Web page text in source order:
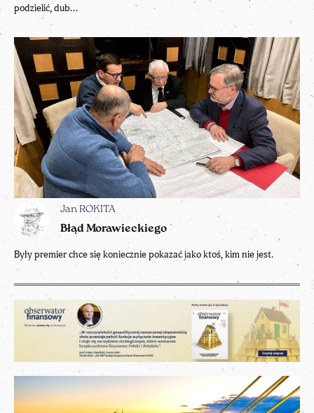
podzielić, dub...
Jan ROKITA
Błąd Morawieckiego
Były premier chce się koniecznie pokazać jako ktoś, kim nie jest.